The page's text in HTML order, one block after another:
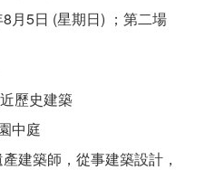
月5日 (星期日) ；第二場
歷史建築
中庭
築師，從事建築設計，